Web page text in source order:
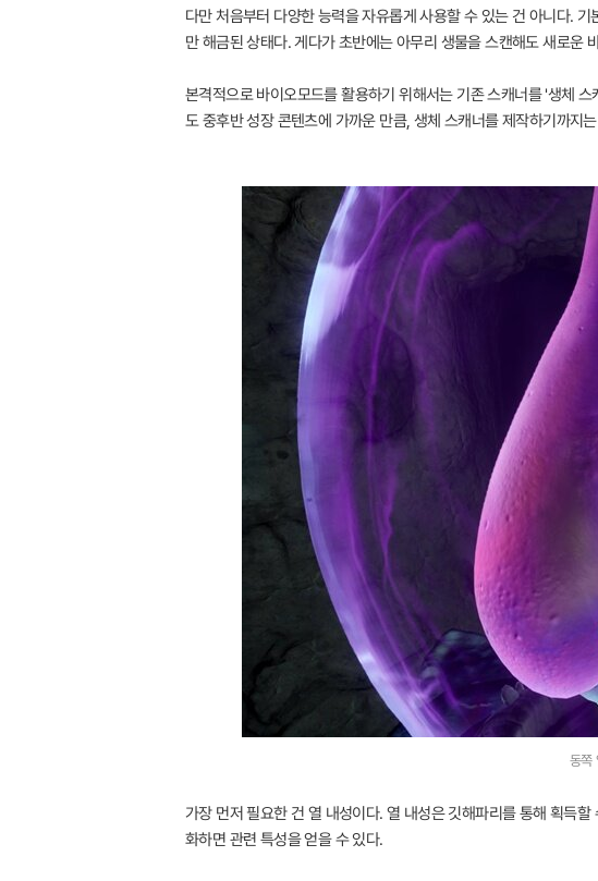
다만 처음부터 다양한 능력을 자유롭게 사용할 수 있는 건 아니다.
만 해금된 상태다. 게다가 초반에는 아무리 생물을 스캔해도 새로운
본격적으로 바이오모드를 활용하기 위해서는 기존 스캐너를 '생체
도 중후반 성장 콘텐츠에 가까운 만큼, 생체 스캐너를 제작하기까지
동쪽
가장 먼저 필요한 건 열 내성이다. 열 내성은 깃해파리를 통해 획득
화하면 관련 특성을 얻을 수 있다.